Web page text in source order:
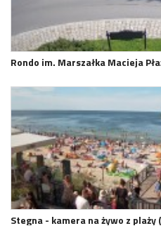
Rondo im. Marszałka Macieja
Stegna - kamera na żywo z